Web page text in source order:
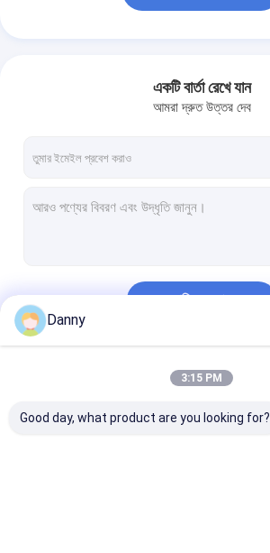
একটি বার্তা রেখে যান
আমরা দ্রুত উত্তর দেব
চালিয়ে
Danny
3:15 PM
Good day, what product are you looking for?